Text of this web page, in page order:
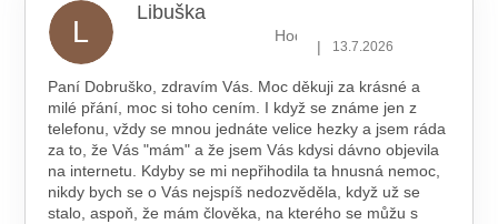
L
Libuška
Hodnocení obchodu je 5 z 5
| 13.7.2026
Paní Dobruško, zdravím Vás. Moc děkuji za krásné a
milé přání, moc si toho cením. I když se známe jen z
telefonu, vždy se mnou jednáte velice hezky a jsem ráda
za to, že Vás "mám" a že jsem Vás kdysi dávno objevila
na internetu. Kdyby se mi nepřihodila ta hnusná nemoc,
nikdy bych se o Vás nejspíš nedozvěděla, když už se
stalo, aspoň, že mám člověka, na kterého se můžu s